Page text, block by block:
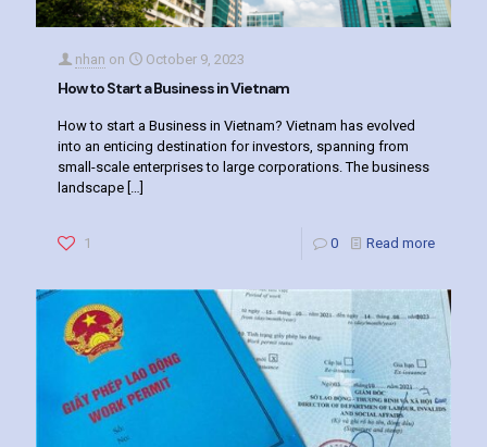
nhan on October 9, 2023
How to Start a Business in Vietnam
How to start a Business in Vietnam? Vietnam has evolved
into an enticing destination for investors, spanning from
small-scale enterprises to large corporations. The business
landscape […]
1 0 Read more